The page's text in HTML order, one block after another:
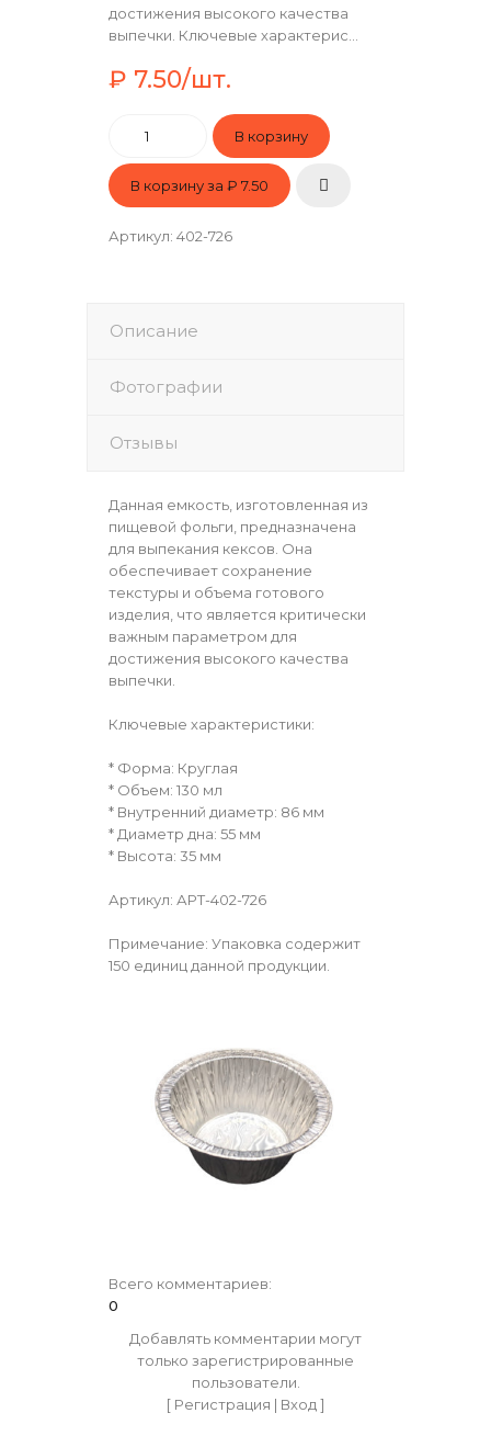
достижения высокого качества
выпечки. Ключевые характерис...
₽ 7.50/шт.
В корзину за ₽ 7.50
Артикул: 402-726
Описание
Фотографии
Отзывы
Данная емкость, изготовленная из
пищевой фольги, предназначена
для выпекания кексов. Она
обеспечивает сохранение
текстуры и объема готового
изделия, что является критически
важным параметром для
достижения высокого качества
выпечки.
Ключевые характеристики:
* Форма: Круглая
* Объем: 130 мл
* Внутренний диаметр: 86 мм
* Диаметр дна: 55 мм
* Высота: 35 мм
Артикул: АРТ-402-726
Примечание: Упаковка содержит
150 единиц данной продукции.
Всего комментариев:
0
Добавлять комментарии могут
только зарегистрированные
пользователи.
[ Регистрация | Вход]